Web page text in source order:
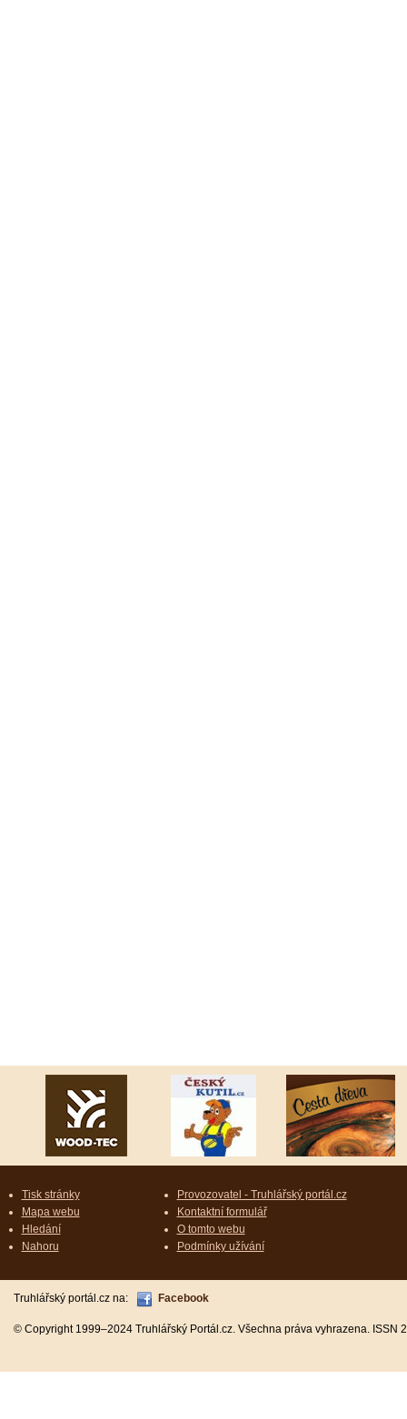
Tisk stránky
Mapa webu
Hledání
Nahoru
Provozovatel - Truhlářský portál.cz
Kontaktní formulář
O tomto webu
Podmínky užívání
Truhlářský portál.cz na: Facebook
© Copyright 1999–2024 Truhlářský Portál.cz. Všechna práva vyhrazena.